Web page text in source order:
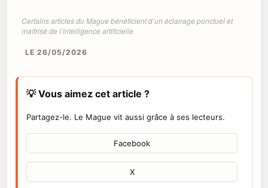
Certains articles du Mague bénéficient d’un éclairage ponctuel et
maîtrisé de l’intelligence artificielle.
LE 26/05/2026
💡 Vous aimez cet article ?
Partagez-le. Le Mague vit aussi grâce à ses lecteurs.
Facebook
X